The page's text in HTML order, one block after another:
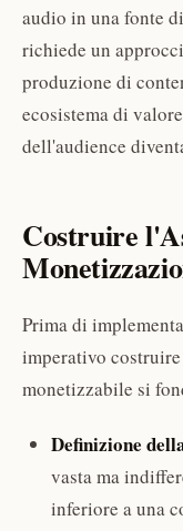
audio in una fonte
richiede un
produzione di
ecosistema di
dell'audience
Costruire
Prima di
imperativo
monetizzabile si
Definizione
vasta ma
inferiore a una